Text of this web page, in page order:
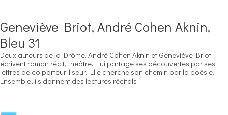
Geneviève Briot, André Cohen Aknin,
Bleu 31
Deux auteurs de la Drôme. André Cohen Aknin et Geneviève Briot
écrivent roman récit, théâtre. Lui partage ses découvertes par ses
lettres de colporteur-liseur. Elle cherche son chemin par la poésie.
Ensemble, ils donnent des lectures récitals